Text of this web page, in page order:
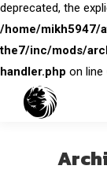
deprecated, the
/home/mikh5947/
the7/inc/mods/
handler.php on line